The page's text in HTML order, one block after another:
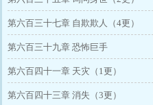
第六百三十七章 自欺欺人（4更）
第六百三十九章 恐怖巨手
第六百四十一章 天灾（1更）
第六百四十三章 消失（3更）